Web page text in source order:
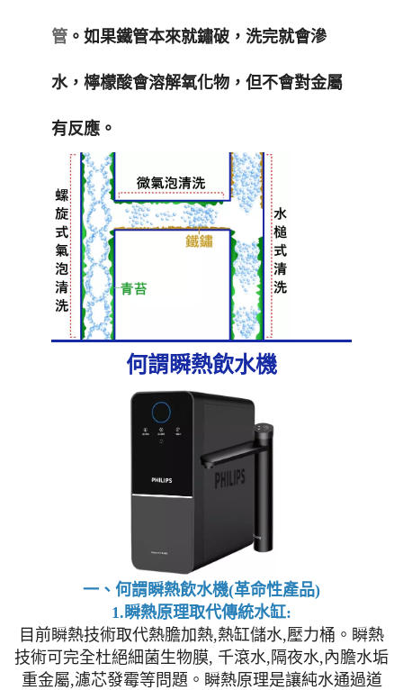
管 。如果鐵管本來就鏽破，洗完就會滲
水，檸檬酸會溶解氧化物，但不會對金屬
有反應。
何謂瞬熱飲水機
一、何謂瞬熱飲水機(革命性產品)
1.瞬熱原理取代傳統水缸:
目前瞬熱技術取代熱膽加熱,熱缸儲水,壓力桶。瞬熱
技術可完全杜絕細菌生物膜, 千滾水,隔夜水,內膽水垢
重金屬,濾芯發霉等問題。瞬熱原理是讓純水通過道